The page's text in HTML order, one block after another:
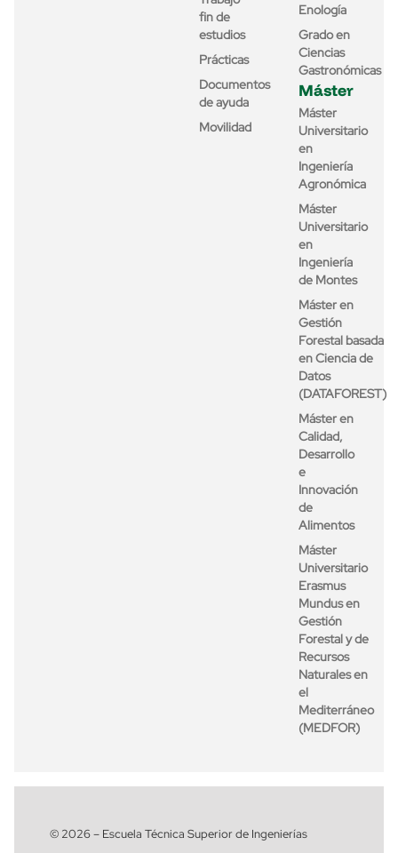
fin de
estudios
Prácticas
Documentos
de ayuda
Movilidad
Enología
Grado en
Ciencias
Gastronómicas
Máster
Máster
Universitario
en
Ingeniería
Agronómica
Máster
Universitario
en
Ingeniería
de Montes
Máster en
Gestión
Forestal basada
en Ciencia de
Datos
(DATAFOREST)
Máster en
Calidad,
Desarrollo
e
Innovación
de
Alimentos
Máster
Universitario
Erasmus
Mundus en
Gestión
Forestal y de
Recursos
Naturales en
el
Mediterráneo
(MEDFOR)
© 2026 – Escuela Técnica Superior de Ingenierías